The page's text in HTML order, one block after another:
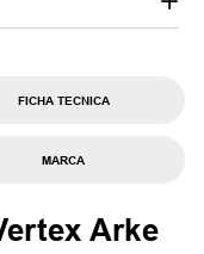
FICHA TECNICA
MARCA
Arke